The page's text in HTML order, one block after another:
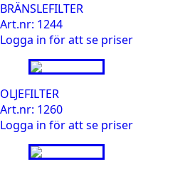
BRÄNSLEFILTER
Art.nr: 1244
Logga in för att se priser
OLJEFILTER
Art.nr: 1260
Logga in för att se priser